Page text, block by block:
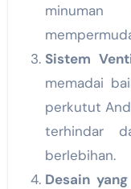
Sistem
memadai
perkutut
terhindar
berlebihan.
Desain